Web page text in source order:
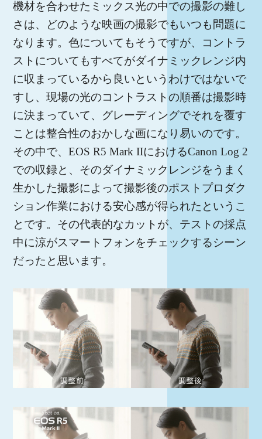
機材を合わせたミックス光の中での撮影の難し
さは、どのような映画の撮影でもいつも問題に
なります。色についてもそうですが、コントラ
ストについてもすべてがダイナミックレンジ内
に収まっているから良いというわけではないで
すし、現場の光のコントラストの順番は撮影時
に決まっていて、グレーディングでそれを覆す
ことは整合性のおかしな画になり易いのです。
その中で、EOS R5 Mark IIにおけるCanon Log 2
での収録と、そのダイナミックレンジをうまく
生かした撮影によって撮影後のポストプロダク
ション作業における安心感が得られたというこ
とです。その代表的なカットが、テストの採点
中に涼がスマートフォンをチェックするシーン
だったと思います。